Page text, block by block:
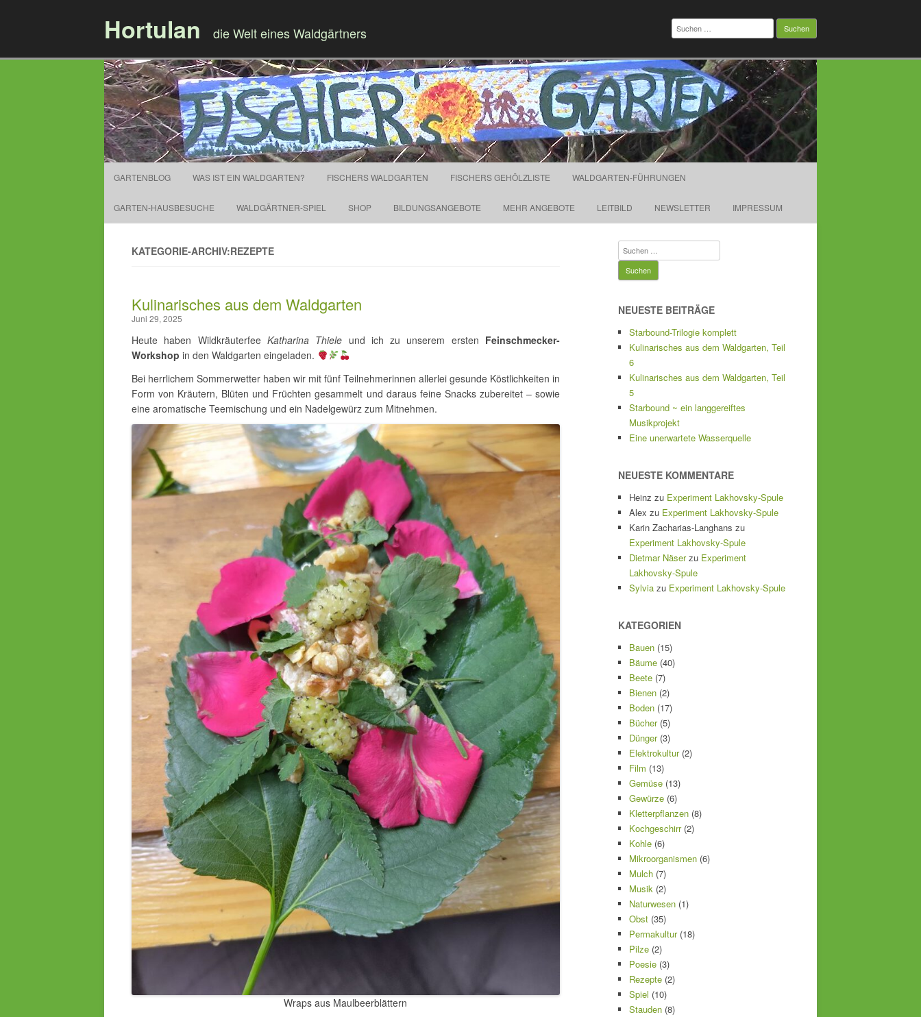
Hortulan die Welt eines Waldgärtners
Suchen
nach:
GARTENBLOG WAS IST EIN WALDGARTEN? FISCHERS WALDGARTEN FISCHERS GEHÖLZLISTE WALDGARTEN-FÜHRUNGEN
GARTEN-HAUSBESUCHE WALDGÄRTNER-SPIEL SHOP BILDUNGSANGEBOTE MEHR ANGEBOTE LEITBILD NEWSLETTER IMPRESSUM
KATEGORIE-ARCHIV:REZEPTE
Kulinarisches aus dem Waldgarten
Juni 29, 2025
Heute haben Wildkräuterfee Katharina Thiele und ich zu unserem ersten Feinschmecker-
Workshop in den Waldgarten eingeladen.
Bei herrlichem Sommerwetter haben wir mit fünf Teilnehmerinnen allerlei gesunde Köstlichkeiten in
Form von Kräutern, Blüten und Früchten gesammelt und daraus feine Snacks zubereitet – sowie
eine aromatische Teemischung und ein Nadelgewürz zum Mitnehmen.
Wraps aus Maulbeerblättern
Suchen
nach:
NEUESTE BEITRÄGE
Starbound-Trilogie komplett
Kulinarisches aus dem Waldgarten, Teil
6
Kulinarisches aus dem Waldgarten, Teil
5
Starbound ~ ein langgereiftes
Musikprojekt
Eine unerwartete Wasserquelle
NEUESTE KOMMENTARE
Heinz zu Experiment Lakhovsky-Spule
Alex zu Experiment Lakhovsky-Spule
Karin Zacharias-Langhans zu
Experiment Lakhovsky-Spule
Dietmar Näserzu Experiment
Lakhovsky-Spule
Sylvia zu Experiment Lakhovsky-Spule
KATEGORIEN
Bauen (15)
Bäume (40)
Beete (7)
Bienen (2)
Boden (17)
Bücher(5)
Dünger(3)
Elektrokultur(2)
Film (13)
Gemüse (13)
Gewürze (6)
Kletterpflanzen (8)
Kochgeschirr(2)
Kohle (6)
Mikroorganismen (6)
Mulch (7)
Musik (2)
Naturwesen (1)
Obst (35)
Permakultur(18)
Pilze (2)
Poesie (3)
Rezepte (2)
Spiel (10)
Stauden (8)